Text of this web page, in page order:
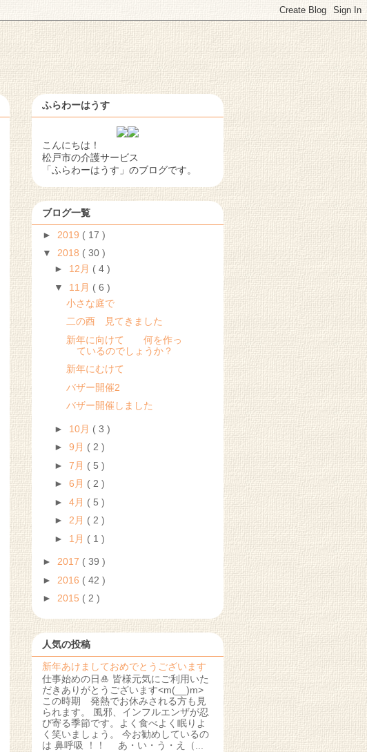
ふらわーはうす
こんにちは！
松戸市の介護サービス
「ふらわーはうす」のブログです。
ブログ一覧
► 2019 ( 17 )
▼ 2018 ( 30 )
► 12月 ( 4 )
▼ 11月 ( 6 )
小さな庭で
二の酉 見てきました
新年に向けて 何を作っ
ているのでしょうか？
新年にむけて
バザー開催2
バザー開催しました
► 10月 ( 3 )
► 9月 ( 2 )
► 7月 ( 5 )
► 6月 ( 2 )
► 4月 ( 5 )
► 2月 ( 2 )
► 1月 ( 1 )
► 2017 ( 39 )
► 2016 ( 42 )
► 2015 ( 2 )
人気の投稿
新年あけましておめでとうございます
仕事始めの日🎍 皆様元気にご利用いた
だきありがとうございます<m(__)m>
この時期 発熱でお休みされる方も見
られます。 風邪、インフルエンザが忍
び寄る季節です。よく食べよく眠りよ
く笑いましょう。 今お勧めしているの
は 鼻呼吸 ！！ あ・い・う・え（...